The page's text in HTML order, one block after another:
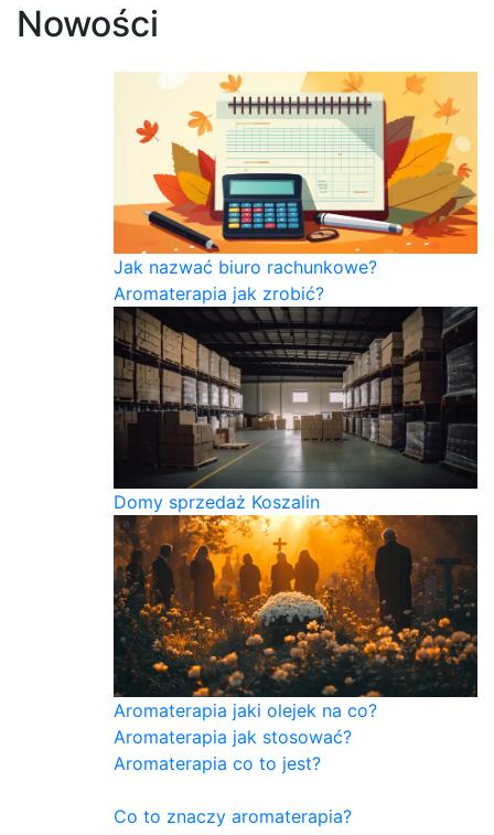
Nowości
Jak nazwać biuro rachunkowe?
Aromaterapia jak zrobić?
Domy sprzedaż Koszalin
Aromaterapia jaki olejek na co?
Aromaterapia jak stosować?
Aromaterapia co to jest?
Co to znaczy aromaterapia?